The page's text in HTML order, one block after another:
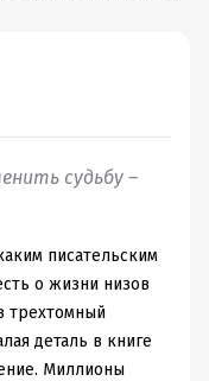
судьбу –
писательским
о жизни низов
трехтомный
деталь в книге
Миллионы